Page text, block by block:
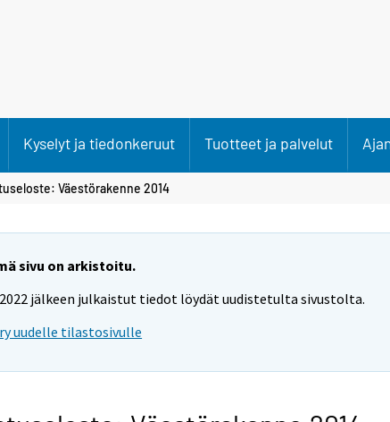
Kyselyt ja tiedonkeruut Tuotteet ja palvelut
Väestörakenne 2014
sivu on arkistoitu.
jälkeen julkaistut tiedot löydät uudistetulta sivustolta.
uudelle tilastosivulle